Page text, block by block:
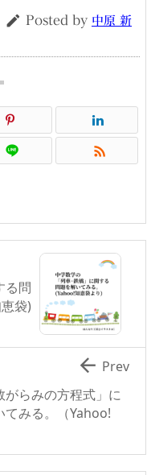
 Posted by 中原 新

る問
袋)
らみの方程式」に
てみる。（Yahoo!
 Prev